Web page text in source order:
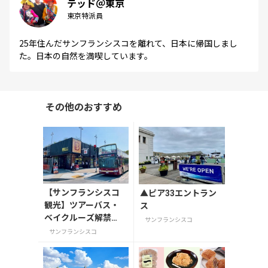
東京特派員
25年住んだサンフランシスコを離れて、日本に帰国しまし
た。日本の自然を満喫しています。
その他のおすすめ
【サンフランシスコ
観光】ツアーバス・
ベイクルーズ解禁
（ウィズコロナ）
サンフランシスコ
▲ピア33エントラン
ス
サンフランシスコ